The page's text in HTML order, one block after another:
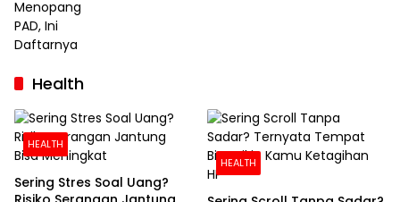
Health
HEALTH
Sering Stres Soal Uang?
HEALTH